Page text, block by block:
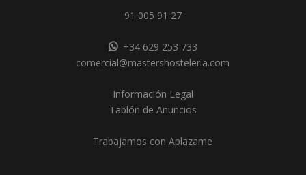
91 005 91 27
+34 629 253 733
comercial@mastershosteleria.com
Información Legal
Tablón de Anuncios
Trabajamos con Aplazame